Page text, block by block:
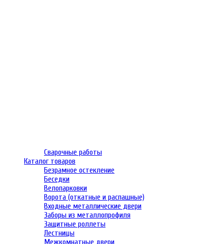
Сварочные работы
Каталог товаров
Безрамное остекление
Беседки
Велопарковки
Ворота (откатные и распашные)
Входные металлические двери
Заборы из металлопрофиля
Защитные роллеты
Лестницы
Межкомнатные двери